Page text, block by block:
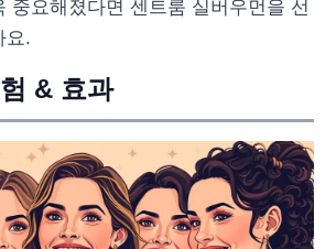
중요해졌다면 센트룸 실버우먼을 선
요.
& 효과